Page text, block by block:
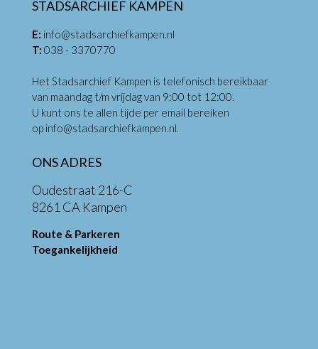
STADSARCHIEF KAMPEN
E: info@stadsarchiefkampen.nl
T: 038 - 3370770
Het Stadsarchief Kampen is telefonisch bereikbaar
van maandag t/m vrijdag van 9:00 tot 12:00.
U kunt ons te allen tijde per email bereiken
op info@stadsarchiefkampen.nl.
ONS ADRES
Oudestraat 216-C
8261 CA Kampen
Route & Parkeren
Toegankelijkheid